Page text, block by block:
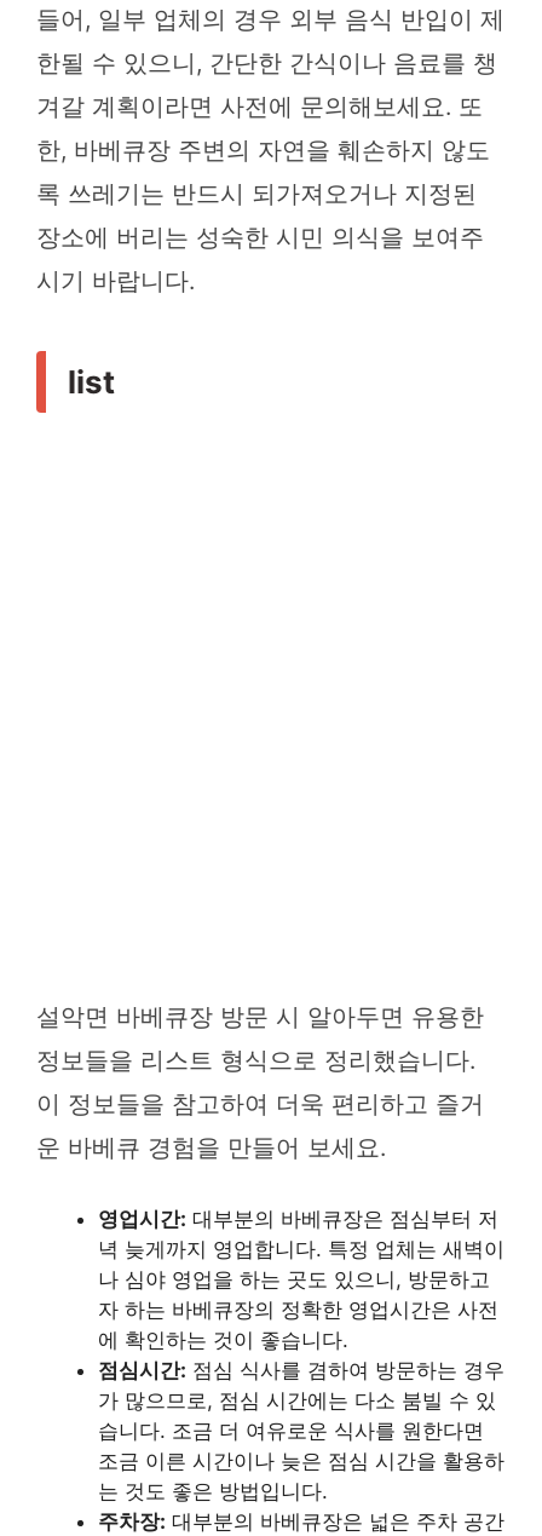
들어, 일부 업체의 경우 외부 음식 반입이 제
한될 수 있으니, 간단한 간식이나 음료를 챙
겨갈 계획이라면 사전에 문의해보세요. 또
한, 바베큐장 주변의 자연을 훼손하지 않도
록 쓰레기는 반드시 되가져오거나 지정된
장소에 버리는 성숙한 시민 의식을 보여주
시기 바랍니다.
list
설악면 바베큐장 방문 시 알아두면 유용한
정보들을 리스트 형식으로 정리했습니다.
이 정보들을 참고하여 더욱 편리하고 즐거
운 바베큐 경험을 만들어 보세요.
영업시간: 대부분의 바베큐장은 점심부터 저
녁 늦게까지 영업합니다. 특정 업체는 새벽이
나 심야 영업을 하는 곳도 있으니, 방문하고
자 하는 바베큐장의 정확한 영업시간은 사전
에 확인하는 것이 좋습니다.
점심시간: 점심 식사를 겸하여 방문하는 경우
가 많으므로, 점심 시간에는 다소 붐빌 수 있
습니다. 조금 더 여유로운 식사를 원한다면
조금 이른 시간이나 늦은 점심 시간을 활용하
는 것도 좋은 방법입니다.
주차장: 대부분의 바베큐장은 넓은 주차 공간